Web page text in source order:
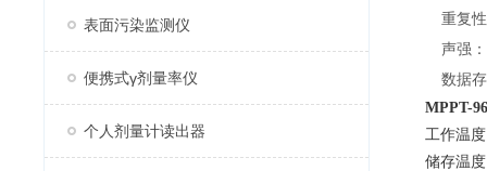
表面污染监测仪
便携式γ剂量率仪
个人剂量计读出器
重复
声强
数据
MPPT-
工作温
储存温